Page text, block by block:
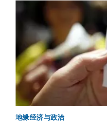
地缘经济与政治